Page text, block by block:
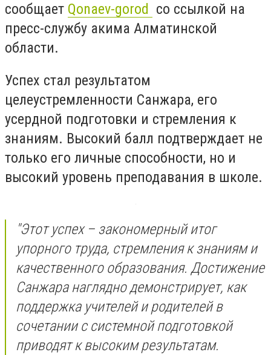
сообщает Qonaev-gorod со ссылкой на
пресс-службу акима Алматинской
области.
Успех стал результатом
целеустремленности Санжара, его
усердной подготовки и стремления к
знаниям. Высокий балл подтверждает не
только его личные способности, но и
высокий уровень преподавания в школе.
"Этот успех – закономерный итог
упорного труда, стремления к знаниям и
качественного образования. Достижение
Санжара наглядно демонстрирует, как
поддержка учителей и родителей в
сочетании с системной подготовкой
приводят к высоким результатам.